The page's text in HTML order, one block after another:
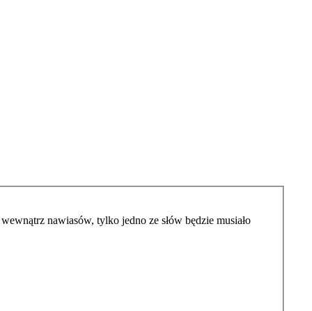
nawiasów, tylko jedno ze słów będzie musiało